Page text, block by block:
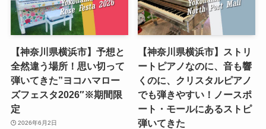
【神奈川県横浜市】予想と
全然違う場所！思い切って
弾いてきた”ヨコハマロー
ズフェスタ2026″※期間限
定
2026年6月2日
【神奈川県横浜市】ストリ
ートピアノなのに、音も響
くのに、クリスタルピアノ
でも弾きやすい！ノースポ
ート・モールにあるストピ
弾いてきた